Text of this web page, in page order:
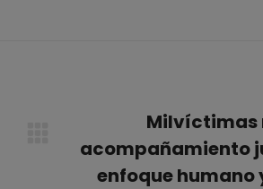
Publicación
siguiente:
Milvíctimas
acompañamiento
enfoque